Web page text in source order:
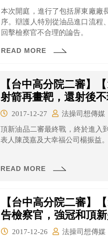
本次開庭，進行了包括屏東廠廠
序。辯護人特別從油品進口流程
回擊檢察官不合理的論告。
READ MORE
【台中高分院二審】
射箭再畫靶，還射後
2017-12-27
法操司想傳媒
頂新油品二審最終戰，終於進入
表人陳茂嘉及大幸福公司楊振益
READ MORE
【台中高分院二審】
告檢察官，強冠和頂
2017-12-26
法操司想傳媒